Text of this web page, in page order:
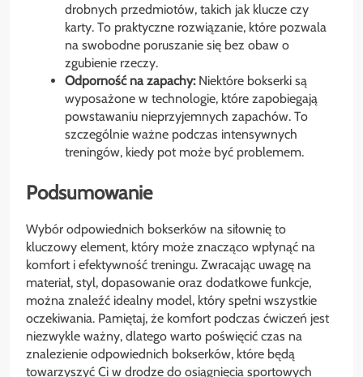
drobnych przedmiotów, takich jak klucze czy
karty. To praktyczne rozwiązanie, które pozwala
na swobodne poruszanie się bez obaw o
zgubienie rzeczy.
Odporność na zapachy:Niektóre bokserki są
wyposażone w technologie, które zapobiegają
powstawaniu nieprzyjemnych zapachów. To
szczególnie ważne podczas intensywnych
treningów, kiedy pot może być problemem.
Podsumowanie
Wybór odpowiednich bokserków na siłownię to
kluczowy element, który może znacząco wpłynąć na
komfort i efektywność treningu. Zwracając uwagę na
materiał, styl, dopasowanie oraz dodatkowe funkcje,
można znaleźć idealny model, który spełni wszystkie
oczekiwania. Pamiętaj, że komfort podczas ćwiczeń jest
niezwykle ważny, dlatego warto poświęcić czas na
znalezienie odpowiednich bokserków, które będą
towarzyszyć Ci w drodze do osiągnięcia sportowych